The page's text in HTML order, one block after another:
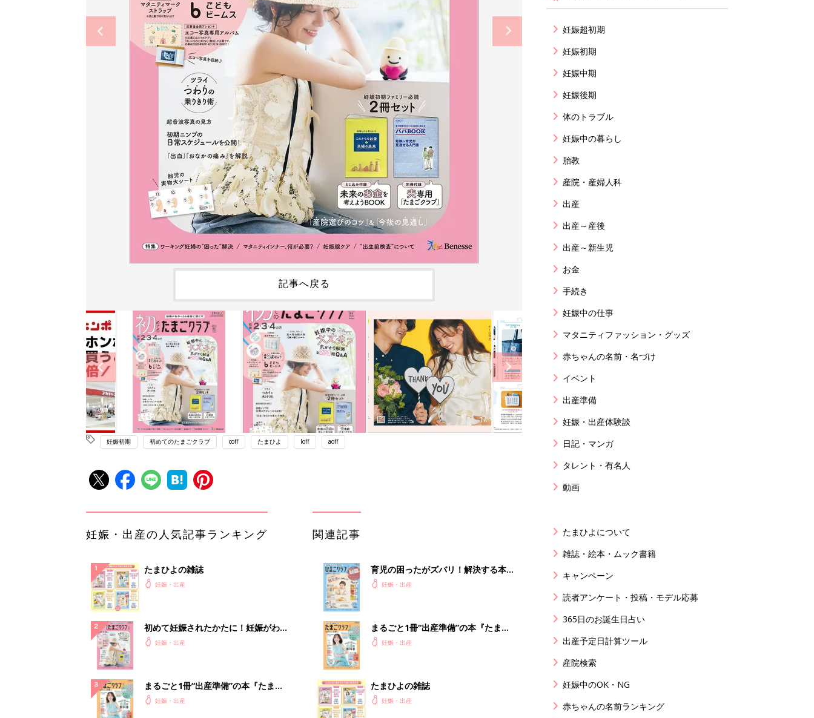
記事へ戻る
妊娠初期 初めてのたまごクラブ coff たまひよ loff aoff
妊娠・出産の人気記事ランキング
たまひよの雑誌
妊娠・出産
初めて妊娠されたかたに！妊娠がわか
ったら最初に読む本『初めてのたまご
妊娠・出産
まるごと1冊“出産準備”の本『たまご
クラブ 夏号』〈スペシャル大特集〉
妊娠・出産
関連記事
育児の困ったがズバリ！解決する本
『ひよこクラブ 秋号』 4カ月～2才
妊娠・出産
まるごと1冊“出産準備”の本『たまご
クラブ 夏号』〈スペシャル大特集〉
妊娠・出産
たまひよの雑誌
妊娠・出産
妊娠超初期
妊娠初期
妊娠中期
妊娠後期
体のトラブル
妊娠中の暮らし
胎教
産院・産婦人科
出産
出産～産後
出産～新生児
お金
手続き
妊娠中の仕事
マタニティファッション・グッズ
赤ちゃんの名前・名づけ
イベント
出産準備
妊娠・出産体験談
日記・マンガ
タレント・有名人
動画
たまひよについて
雑誌・絵本・ムック書籍
キャンペーン
読者アンケート・投稿・モデル応募
365日のお誕生日占い
出産予定日計算ツール
産院検索
妊娠中のOK・NG
赤ちゃんの名前ランキング